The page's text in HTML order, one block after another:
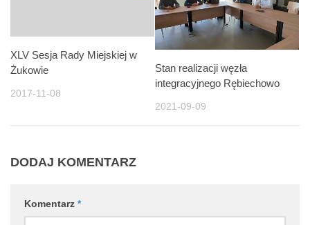
XLV Sesja Rady Miejskiej w
Żukowie
2017-11-08
Stan realizacji węzła
integracyjnego Rębiechowo
2021-09-09
DODAJ KOMENTARZ
Komentarz *